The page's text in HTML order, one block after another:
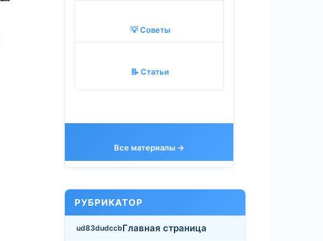
💡 Советы
📝 Статьи
Все материалы →
РУБРИКАТОР
Главная страница